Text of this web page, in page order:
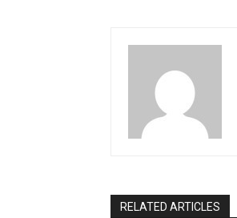
RELATED ARTICLES